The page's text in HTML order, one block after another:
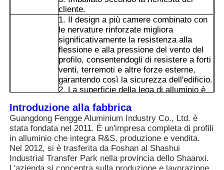
Visita alla fabbrica
Controllo di qualità
Contattaci
Notizie
Richiedi un preventivo
cliente.
Vantaggi
1. Il design a più camere combinato con
le nervature rinforzate migliora
significativamente la resistenza alla
flessione e alla pressione del vento del
profilo, consentendogli di resistere a forti
venti, terremoti e altre forze esterne,
garantendo così la sicurezza dell'edificio.
2. La superficie della lega di alluminio è
ossidazione anodica / verniciatura, che
previene la ruggine e la corrosione. Può
mantenere il suo aspetto e le sue
prestazioni per lungo tempo anche in
ambienti difficili come aree costiere e
aree soggette a piogge acide.
Introduzione alla fabbrica
Guangdong Fengge Aluminium Industry Co., Ltd. è
stata fondata nel 2011. È un'impresa completa di profili
in alluminio che integra R&S, produzione e vendita.
Nel 2012, si è trasferita da Foshan al Shashui
Industrial Transfer Park nella provincia dello Shaanxi.